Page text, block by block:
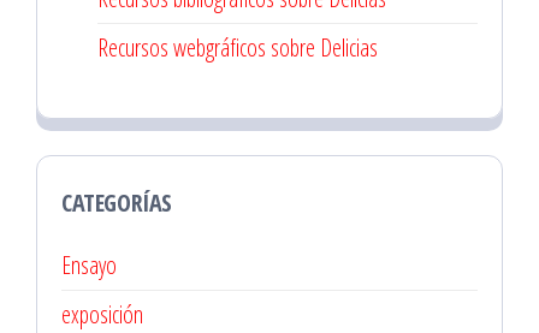
Recursos webgráficos sobre Delicias
CATEGORÍAS
Ensayo
exposición